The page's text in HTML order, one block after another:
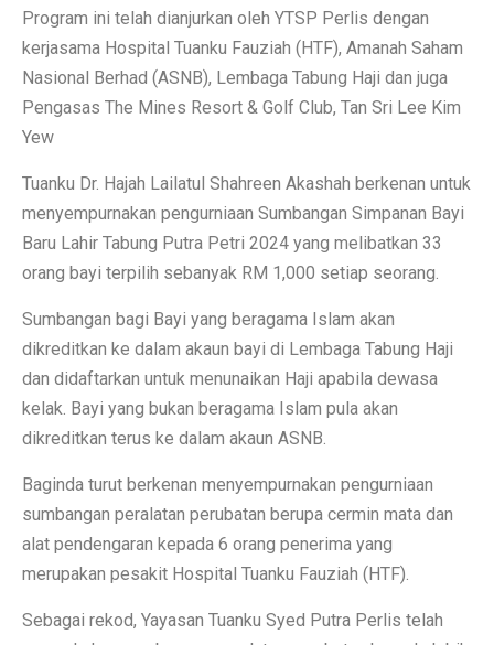
Program ini telah dianjurkan oleh YTSP Perlis dengan
kerjasama Hospital Tuanku Fauziah (HTF), Amanah Saham
Nasional Berhad (ASNB), Lembaga Tabung Haji dan juga
Pengasas The Mines Resort & Golf Club, Tan Sri Lee Kim
Yew
Tuanku Dr. Hajah Lailatul Shahreen Akashah berkenan untuk
menyempurnakan pengurniaan Sumbangan Simpanan Bayi
Baru Lahir Tabung Putra Petri 2024 yang melibatkan 33
orang bayi terpilih sebanyak RM 1,000 setiap seorang.
Sumbangan bagi Bayi yang beragama Islam akan
dikreditkan ke dalam akaun bayi di Lembaga Tabung Haji
dan didaftarkan untuk menunaikan Haji apabila dewasa
kelak. Bayi yang bukan beragama Islam pula akan
dikreditkan terus ke dalam akaun ASNB.
Baginda turut berkenan menyempurnakan pengurniaan
sumbangan peralatan perubatan berupa cermin mata dan
alat pendengaran kepada 6 orang penerima yang
merupakan pesakit Hospital Tuanku Fauziah (HTF).
Sebagai rekod, Yayasan Tuanku Syed Putra Perlis telah